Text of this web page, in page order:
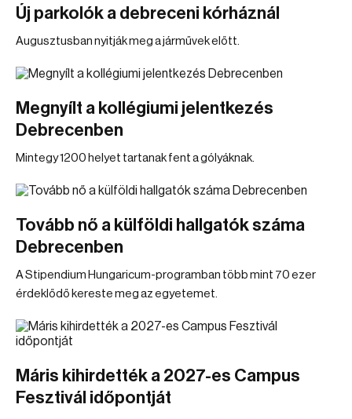
Új parkolók a debreceni kórháznál
Augusztusban nyitják meg a járművek előtt.
Megnyílt a kollégiumi jelentkezés
Debrecenben
Mintegy 1200 helyet tartanak fent a gólyáknak.
Tovább nő a külföldi hallgatók száma
Debrecenben
A Stipendium Hungaricum-programban több mint 70 ezer
érdeklődő kereste meg az egyetemet.
Máris kihirdették a 2027-es Campus
Fesztivál időpontját